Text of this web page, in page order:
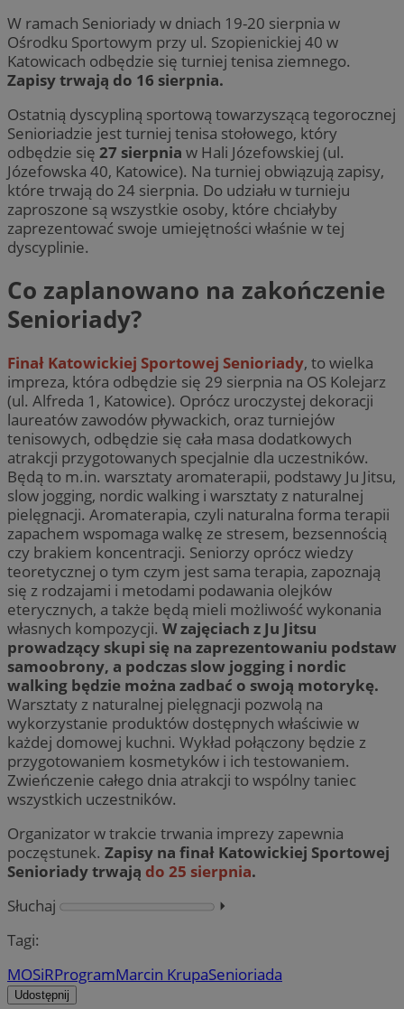
W ramach Senioriady w dniach 19-20 sierpnia w
Ośrodku Sportowym przy ul. Szopienickiej 40 w
Katowicach odbędzie się turniej tenisa ziemnego.
Zapisy trwają do 16 sierpnia.
Ostatnią dyscypliną sportową towarzyszącą tegorocznej
Senioriadzie jest turniej tenisa stołowego, który
odbędzie się 27 sierpnia w Hali Józefowskiej (ul.
Józefowska 40, Katowice). Na turniej obwiązują zapisy,
które trwają do 24 sierpnia. Do udziału w turnieju
zaproszone są wszystkie osoby, które chciałyby
zaprezentować swoje umiejętności właśnie w tej
dyscyplinie.
Co zaplanowano na zakończenie
Senioriady?
Finał Katowickiej Sportowej Senioriady, to wielka
impreza, która odbędzie się 29 sierpnia na OS Kolejarz
(ul. Alfreda 1, Katowice). Oprócz uroczystej dekoracji
laureatów zawodów pływackich, oraz turniejów
tenisowych, odbędzie się cała masa dodatkowych
atrakcji przygotowanych specjalnie dla uczestników.
Będą to m.in. warsztaty aromaterapii, podstawy Ju Jitsu,
slow jogging, nordic walking i warsztaty z naturalnej
pielęgnacji. Aromaterapia, czyli naturalna forma terapii
zapachem wspomaga walkę ze stresem, bezsennością
czy brakiem koncentracji. Seniorzy oprócz wiedzy
teoretycznej o tym czym jest sama terapia, zapoznają
się z rodzajami i metodami podawania olejków
eterycznych, a także będą mieli możliwość wykonania
własnych kompozycji. W zajęciach z Ju Jitsu
prowadzący skupi się na zaprezentowaniu podstaw
samoobrony, a podczas slow jogging i nordic
walking będzie można zadbać o swoją motorykę.
Warsztaty z naturalnej pielęgnacji pozwolą na
wykorzystanie produktów dostępnych właściwie w
każdej domowej kuchni. Wykład połączony będzie z
przygotowaniem kosmetyków i ich testowaniem.
Zwieńczenie całego dnia atrakcji to wspólny taniec
wszystkich uczestników.
Organizator w trakcie trwania imprezy zapewnia
poczęstunek. Zapisy na finał Katowickiej Sportowej
Senioriady trwają do 25 sierpnia.
Słuchaj
⏵︎
Tagi:
MOSiRProgramMarcin KrupaSenioriada
Udostępnij